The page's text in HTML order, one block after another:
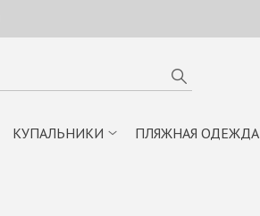
КУПАЛЬНИКИ ПЛЯЖНАЯ ОДЕЖДА